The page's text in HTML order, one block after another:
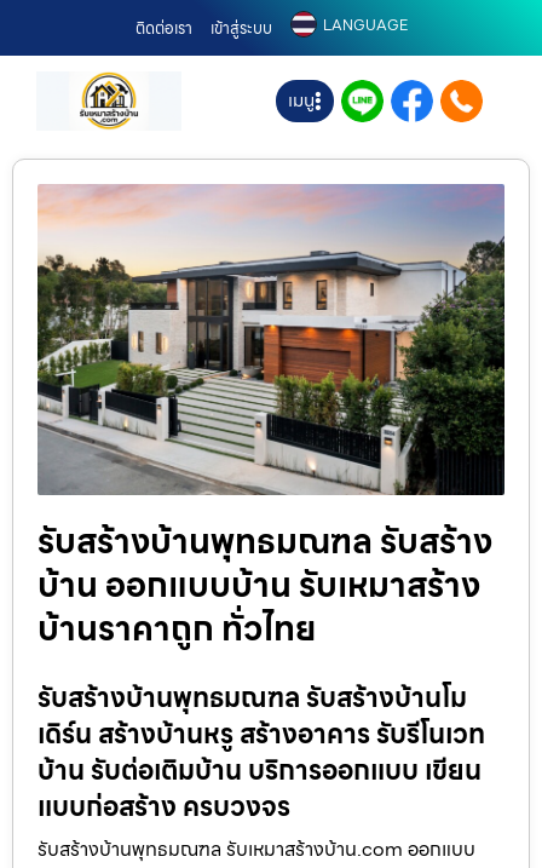
ติดต่อเรา เข้าสู่ระบบ LANGUAGE
เมนู
รับสร้างบ้านพุทธมณฑล รับสร้าง
บ้าน ออกแบบบ้าน รับเหมาสร้าง
บ้านราคาถูก ทั่วไทย
รับสร้างบ้านพุทธมณฑล รับสร้างบ้านโม
เดิร์น สร้างบ้านหรู สร้างอาคาร รับรีโนเวท
บ้าน รับต่อเติมบ้าน บริการออกแบบ เขียน
แบบก่อสร้าง ครบวงจร
รับสร้างบ้านพุทธมณฑล รับเหมาสร้างบ้าน.com ออกแบบ